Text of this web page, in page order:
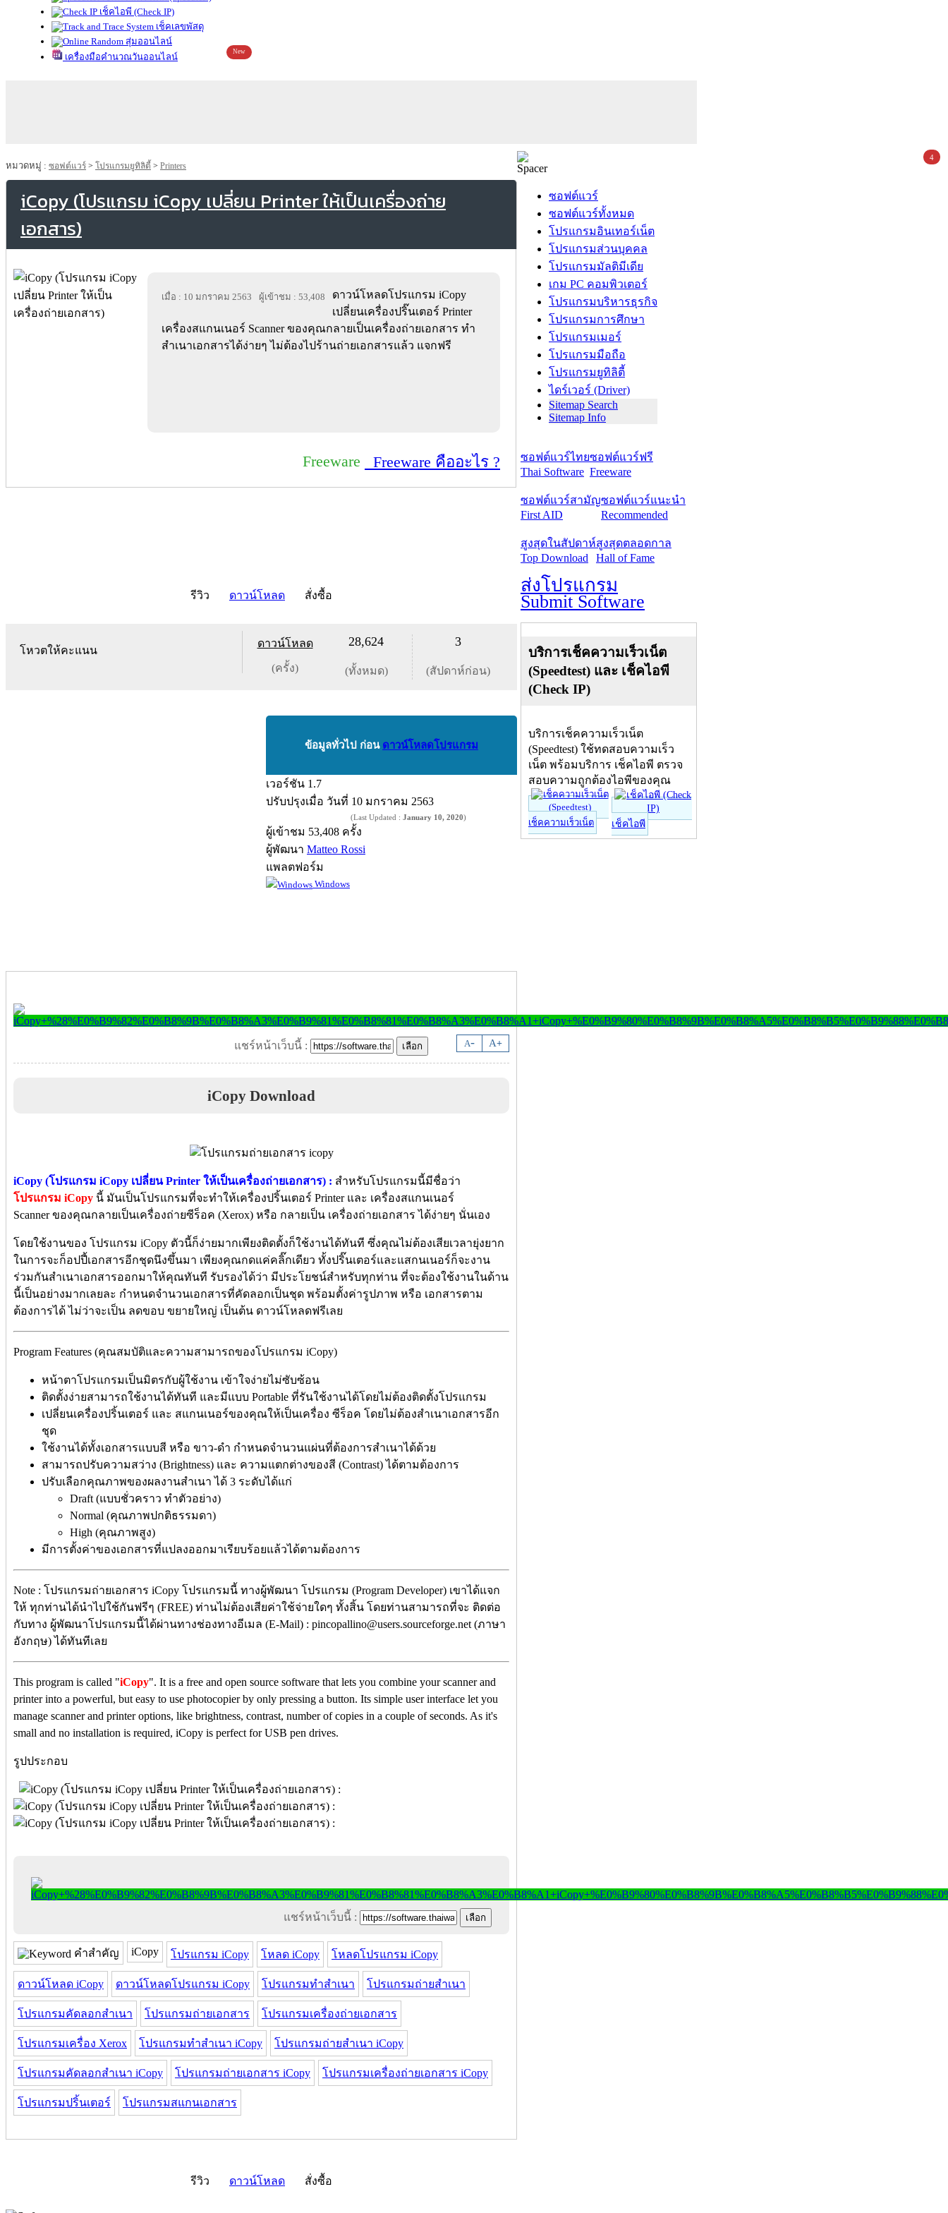
เช็คไอพี (Check IP)
เช็คเลขพัสดุ
สุ่มออนไลน์
เครื่องมือคำนวณวันออนไลน์
New
หมวดหมู่ : ซอฟต์แวร์ > โปรแกรมยูทิลิตี้ > Printers
iCopy (โปรแกรม iCopy เปลี่ยน Printer ให้เป็นเครื่องถ่าย
เอกสาร)
เมื่อ : 10 มกราคม 2563 ผู้เข้าชม : 53,408
ดาวน์โหลดโปรแกรม iCopy
เปลี่ยนเครื่องปริ๊นเตอร์ Printer
เครื่องสแกนเนอร์ Scanner ของคุณกลายเป็นเครื่องถ่ายเอกสาร ทำ
สำเนาเอกสารได้ง่ายๆ ไม่ต้องไปร้านถ่ายเอกสารแล้ว แจกฟรี
Freeware Freeware คืออะไร ?
รีวิว ดาวน์โหลด สั่งซื้อ
โหวตให้คะแนน
ดาวน์โหลด
(ครั้ง)
28,624
(ทั้งหมด)
3
(สัปดาห์ก่อน)
ข้อมูลทั่วไป ก่อน ดาวน์โหลดโปรแกรม
เวอร์ชัน 1.7
ปรับปรุงเมื่อ วันที่ 10 มกราคม 2563
(Last Updated : January 10, 2020)
ผู้เข้าชม 53,408 ครั้ง
ผู้พัฒนา Matteo Rossi
แพลตฟอร์ม
Windows
A- A+
แชร์หน้าเว็บนี้ :
iCopy Download
iCopy (โปรแกรม iCopy เปลี่ยน Printer ให้เป็นเครื่องถ่ายเอกสาร) : สำหรับโปรแกรมนี้มีชื่อว่า
โปรแกรม iCopy นี้ มันเป็นโปรแกรมที่จะทำให้เครื่องปริ้นเตอร์ Printer และ เครื่องสแกนเนอร์
Scanner ของคุณกลายเป็นเครื่องถ่ายซีร็อค (Xerox) หรือ กลายเป็น เครื่องถ่ายเอกสาร ได้ง่ายๆ นั่นเอง
โดยใช้งานของ โปรแกรม iCopy ตัวนี้ก็ง่ายมากเพียงติดตั้งก็ใช้งานได้ทันที ซึ่งคุณไม่ต้องเสียเวลายุ่งยาก
ในการจะก็อปปี้เอกสารอีกชุดนึงขึ้นมา เพียงคุณกดแค่คลิ๊กเดียว ทั้งปริ๊นเตอร์และแสกนเนอร์ก็จะงาน
ร่วมกันสำเนาเอกสารออกมาให้คุณทันที รับรองได้ว่า มีประโยชน์สำหรับทุกท่าน ที่จะต้องใช้งานในด้าน
นี้เป็นอย่างมากเลยละ กำหนดจำนวนเอกสารที่คัดลอกเป็นชุด พร้อมตั้งค่ารูปภาพ หรือ เอกสารตาม
ต้องการได้ ไม่ว่าจะเป็น ลดขอบ ขยายใหญ่ เป็นต้น ดาวน์โหลดฟรีเลย
Program Features (คุณสมบัติและความสามารถของโปรแกรม iCopy)
หน้าตาโปรแกรมเป็นมิตรกับผู้ใช้งาน เข้าใจง่ายไม่ซับซ้อน
ติดตั้งง่ายสามารถใช้งานได้ทันที และมีแบบ Portable ที่รันใช้งานได้โดยไม่ต้องติดตั้งโปรแกรม
เปลี่ยนเครื่องปริ้นเตอร์ และ สแกนเนอร์ของคุณให้เป็นเครื่อง ซีร็อค โดยไม่ต้องสำเนาเอกสารอีก
ชุด
ใช้งานได้ทั้งเอกสารแบบสี หรือ ขาว-ดำ กำหนดจำนวนแผ่นที่ต้องการสำเนาได้ด้วย
สามารถปรับความสว่าง (Brightness) และ ความแตกต่างของสี (Contrast) ได้ตามต้องการ
ปรับเลือกคุณภาพของผลงานสำเนา ได้ 3 ระดับได้แก่
Draft (แบบชั่วคราว ทำตัวอย่าง)
Normal (คุณภาพปกติธรรมดา)
High (คุณภาพสูง)
มีการตั้งค่าของเอกสารที่แปลงออกมาเรียบร้อยแล้วได้ตามต้องการ
Note : โปรแกรมถ่ายเอกสาร iCopy โปรแกรมนี้ ทางผู้พัฒนา โปรแกรม (Program Developer) เขาได้แจก
ให้ ทุกท่านได้นำไปใช้กันฟรีๆ (FREE) ท่านไม่ต้องเสียค่าใช้จ่ายใดๆ ทั้งสิ้น โดยท่านสามารถที่จะ ติดต่อ
กับทาง ผู้พัฒนาโปรแกรมนี้ได้ผ่านทางช่องทางอีเมล (E-Mail) : pincopallino@users.sourceforge.net (ภาษา
อังกฤษ) ได้ทันทีเลย
This program is called "iCopy". It is a free and open source software that lets you combine your scanner and
printer into a powerful, but easy to use photocopier by only pressing a button. Its simple user interface let you
manage scanner and printer options, like brightness, contrast, number of copies in a couple of seconds. As it's
small and no installation is required, iCopy is perfect for USB pen drives.
รูปประกอบ
แชร์หน้าเว็บนี้ :
คำสำคัญ iCopy โปรแกรม iCopy โหลด iCopy โหลดโปรแกรม iCopy
ดาวน์โหลด iCopy ดาวน์โหลดโปรแกรม iCopy โปรแกรมทำสำเนา โปรแกรมถ่ายสำเนา
โปรแกรมคัดลอกสำเนา โปรแกรมถ่ายเอกสาร โปรแกรมเครื่องถ่ายเอกสาร
โปรแกรมเครื่อง Xerox โปรแกรมทำสำเนา iCopy โปรแกรมถ่ายสำเนา iCopy
โปรแกรมคัดลอกสำเนา iCopy โปรแกรมถ่ายเอกสาร iCopy โปรแกรมเครื่องถ่ายเอกสาร iCopy
โปรแกรมปริ้นเตอร์ โปรแกรมสแกนเอกสาร
รีวิว ดาวน์โหลด สั่งซื้อ
ซอฟต์แวร์
ซอฟต์แวร์ทั้งหมด
โปรแกรมอินเทอร์เน็ต
โปรแกรมส่วนบุคคล
โปรแกรมมัลติมีเดีย
เกม PC คอมพิวเตอร์
โปรแกรมบริหารธุรกิจ
โปรแกรมการศึกษา
โปรแกรมเมอร์
โปรแกรมมือถือ
โปรแกรมยูทิลิตี้
ไดร์เวอร์ (Driver)
Sitemap Search
Sitemap Info
ซอฟต์แวร์ไทย
Thai Software
ซอฟต์แวร์ฟรี
Freeware
ซอฟต์แวร์สามัญ
First AID
ซอฟต์แวร์แนะนำ
Recommended
สูงสุดในสัปดาห์
Top Download
สูงสุดตลอดกาล
Hall of Fame
ส่งโปรแกรม
Submit Software
บริการเช็คความเร็วเน็ต
(Speedtest) และ เช็คไอพี
(Check IP)
บริการเช็คความเร็วเน็ต
(Speedtest) ใช้ทดสอบความเร็ว
เน็ต พร้อมบริการ เช็คไอพี ตรวจ
สอบความถูกต้องไอพีของคุณ
เช็คความเร็วเน็ต เช็คไอพี
4